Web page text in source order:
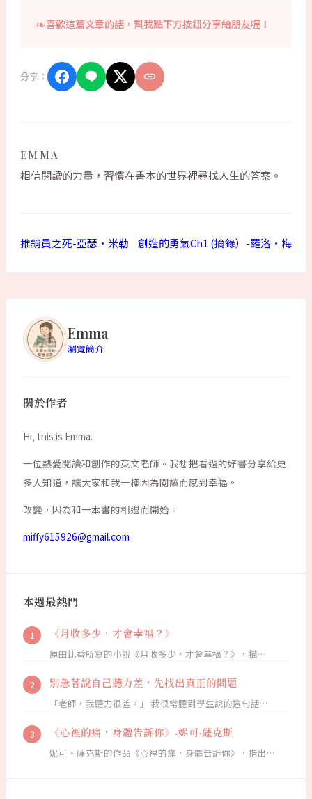
喜歡這篇文章的話，幫我點下方按鈕分享給朋友喔！
分享：
EMMA
相信閱讀的力量，習慣在書本的世界裡尋找人生的答案。
推銷員之死-亞瑟•米勒 創造的勇氣Ch1 (摘錄）-羅洛•梅
Emma
瀏覽簡介
關於作者
Hi, this is Emma.
一位熱愛閱讀和創作的英文老師。我想把看過的好書分享給更
多人知道，讓大家和我一樣因為閱讀而感到幸福。
改變，因為和一本書的相遇而開始。
miffy615926@gmail.com
本週最熱門
《月收多少，才會幸福？》
原田比香所寫的小說《月收多少，才會幸福？》，描…
別急著說自己聽力差，先找出真正的問題
「老師，我聽力很差。」 我很常聽到學生說的這句話…
《心裡的痛，身體告訴你》-妮可·薩克斯
妮可·薩克斯的作品《心裡的痛，身體告訴你》，指出…